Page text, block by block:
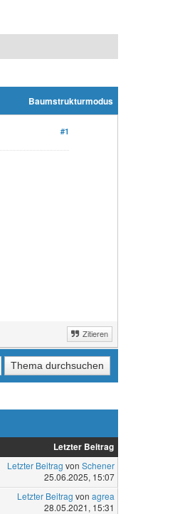
Baumstrukturmodus
#1
Zitieren
Letzter Beitrag
Letzter Beitrag von Schener
25.06.2025, 15:07
Letzter Beitrag von agrea
28.05.2021, 15:31